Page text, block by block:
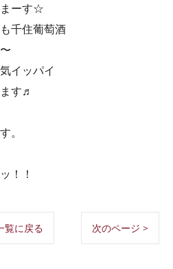
ーす☆
千住葡萄酒
イッパイ
す♬
。
！！
覧に戻る 次のページ >